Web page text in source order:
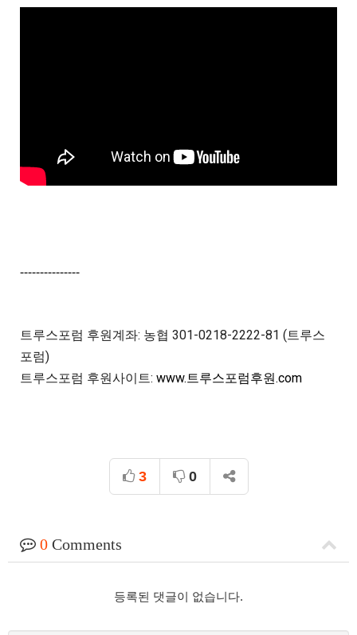
---------------
트루스포럼 후원계좌: 농협 301-0218-2222-81 (트루스
포럼)
트루스포럼 후원사이트: www.트루스포럼후원.com
3 0
0 Comments
등록된 댓글이 없습니다.